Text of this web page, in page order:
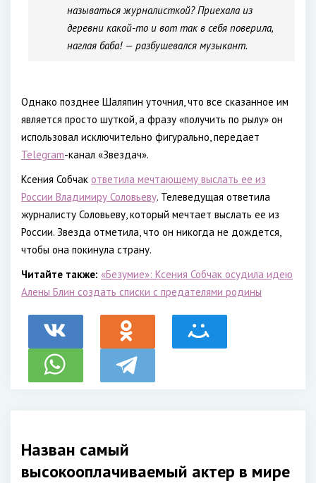
называться журналисткой? Приехала из
деревни какой-то и вот так в себя поверила,
наглая баба! — разбушевался музыкант.
Однако позднее Шаляпин уточнил, что все сказанное им
является просто шуткой, а фразу «получить по рылу» он
использовал исключительно фигурально, передает
Telegram-канал «Звездач».
Ксения Собчак ответила мечтающему выслать ее из
России Владимиру Соловьеву. Телеведущая ответила
журналисту Соловьеву, который мечтает выслать ее из
России. Звезда отметила, что он никогда не дождется,
чтобы она покинула страну.
Читайте также: «Безумие»: Ксения Собчак осудила идею
Алены Блин создать списки с предателями родины
Назван самый
высокооплачиваемый актер в мире